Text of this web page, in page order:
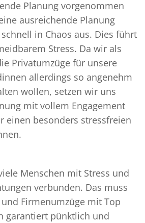
Planung vorgenommen
ausreichende Planung
in Chaos aus. Dies führt
Stress. Da wir als
Privatumzüge für unsere
allerdings so angenehm
wollen, setzen wir uns
mit vollem Engagement
einen besonders stressfreien
Menschen mit Stress und
verbunden. Das muss
Firmenumzüge mit Top
garantiert pünktlich und